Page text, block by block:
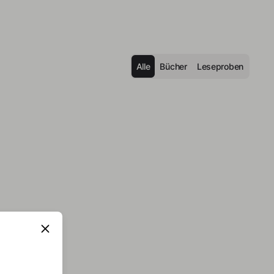
Alle Bücher Leseproben